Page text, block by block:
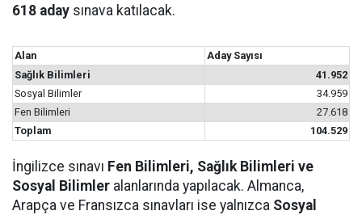
618 aday sınava katılacak.
Alan
Aday Sayısı
Sağlık Bilimleri
41.952
Sosyal Bilimler
34.959
Fen Bilimleri
27.618
Toplam
104.529
İngilizce sınavı Fen Bilimleri, Sağlık Bilimleri ve
Sosyal Bilimler alanlarında yapılacak. Almanca,
Arapça ve Fransızca sınavları ise yalnızca Sosyal